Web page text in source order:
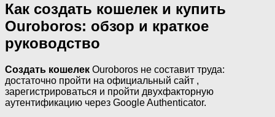
Как создать кошелек и купить
Ouroboros: обзор и краткое
руководство
Создать кошелек Ouroboros не составит труда:
достаточно пройти на официальный сайт ,
зарегистрироваться и пройти двухфакторную
аутентификацию через Google Authenticator.